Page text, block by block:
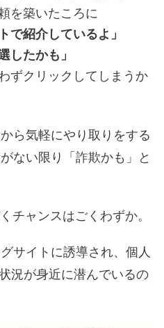
を築いたころに
で紹介しているよ」
したかも」
ずクリックしてしまうか
ら気軽にやり取りをする
ない限り「詐欺かも」と
チャンスはごくわずか。
サイトに誘導され、個人
況が身近に潜んでいるの